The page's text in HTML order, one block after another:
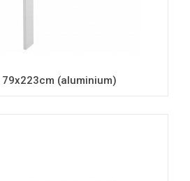
79x223cm (aluminium)